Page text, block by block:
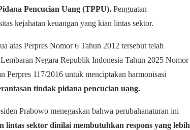
Pencucian Uang (TPPU). Penguatan
kejahatan keuangan yang kian lintas sektor.
atas Perpres Nomor 6 Tahun 2012 tersebut telah
Negara Republik Indonesia Tahun 2025 Nomor
Perpres 117/2016 untuk menciptakan harmonisasi
tindak pidana pencucian uang.
Prabowo menegaskan bahwa perubahanaturan ini
lintas sektor dinilai membutuhkan respons yang lebih